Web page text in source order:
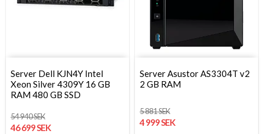
Server Dell KJN4Y Intel
Xeon Silver 4309Y 16 GB
RAM 480 GB SSD
54 940 SEK
46 699 SEK
Server Asustor AS3304T v2
2 GB RAM
5 881 SEK
4 999 SEK